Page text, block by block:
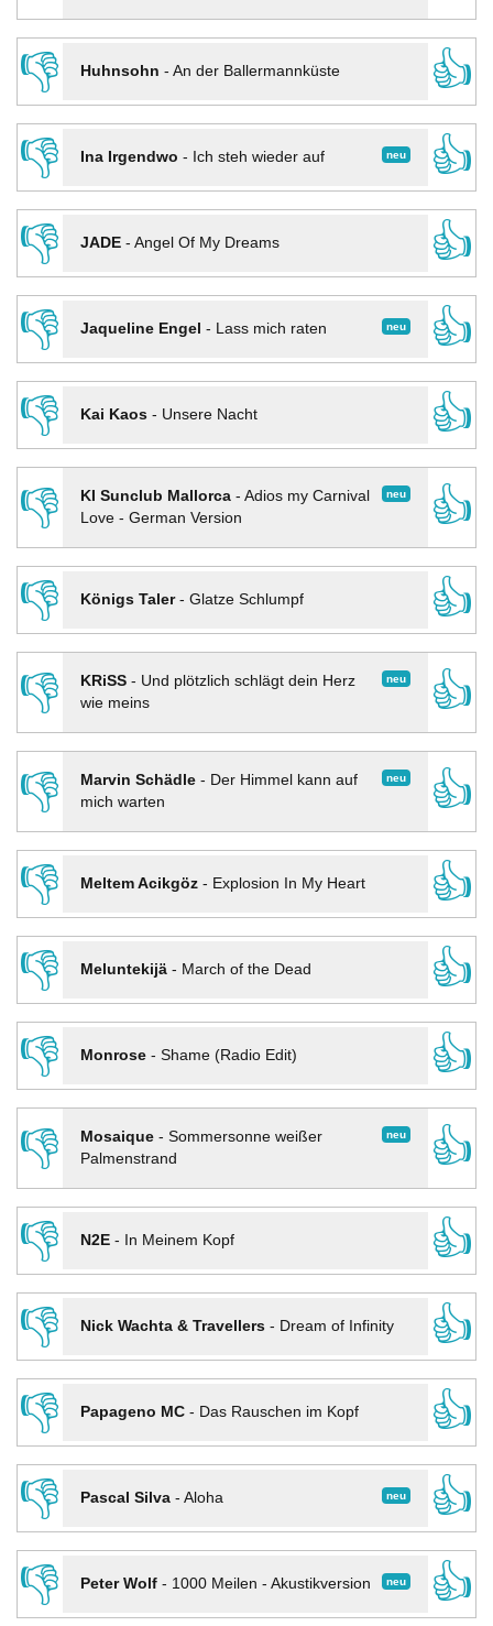
👎
Huhnsohn - An der Ballermannküste
👍
👎
neu
Ina Irgendwo - Ich steh wieder auf
👍
👎
JADE- Angel Of My Dreams
👍
👎
neu
Jaqueline Engel - Lass mich raten
👍
👎
Kai Kaos- Unsere Nacht
👍
👎
neu
KI Sunclub Mallorca- Adios my Carnival
Love - German Version
👍
👎
Königs Taler- Glatze Schlumpf
👍
👎
neu
KRiSS- Und plötzlich schlägt dein Herz
wie meins
👍
👎 neu
Marvin Schädle- Der Himmel kann auf
mich warten
👍
👎
Meltem Acikgöz- Explosion In My Heart
👍
👎
Meluntekijä- March of the Dead
👍
👎
Monrose- Shame (Radio Edit)
👍
👎
neu
Mosaique- Sommersonne weißer
Palmenstrand
👍
👎
N2E- In Meinem Kopf
👍
👎
Nick Wachta & Travellers- Dream of Infinity
👍
👎
Papageno MC- Das Rauschen im Kopf
👍
👎
neu
Pascal Silva- Aloha
👍
👎
neu
Peter Wolf- 1000 Meilen - Akustikversion
👍